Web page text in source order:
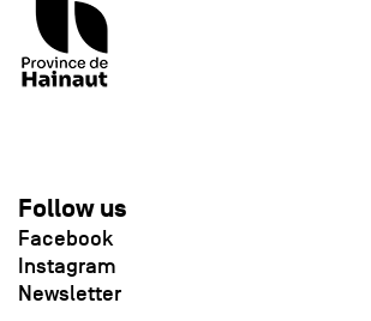
Follow us
Facebook
Instagram
Newsletter